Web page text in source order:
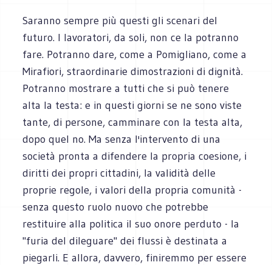
Saranno sempre più questi gli scenari del
futuro. I lavoratori, da soli, non ce la potranno
fare. Potranno dare, come a Pomigliano, come a
Mirafiori, straordinarie dimostrazioni di dignità.
Potranno mostrare a tutti che si può tenere
alta la testa: e in questi giorni se ne sono viste
tante, di persone, camminare con la testa alta,
dopo quel no. Ma senza l'intervento di una
società pronta a difendere la propria coesione, i
diritti dei propri cittadini, la validità delle
proprie regole, i valori della propria comunità -
senza questo ruolo nuovo che potrebbe
restituire alla politica il suo onore perduto - la
"furia del dileguare" dei flussi è destinata a
piegarli. E allora, davvero, finiremmo per essere